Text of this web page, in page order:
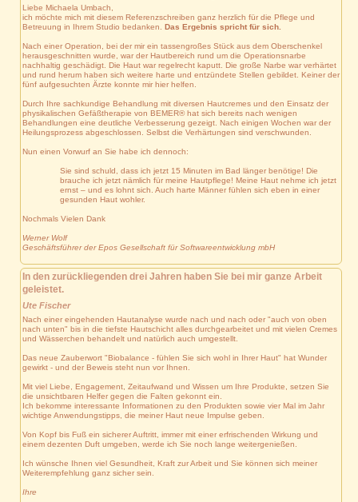
Liebe Michaela Umbach,
ich möchte mich mit diesem Referenzschreiben ganz herzlich für die Pflege und
Betreuung in Ihrem Studio bedanken. Das Ergebnis spricht für sich.
Nach einer Operation, bei der mir ein tassengroßes Stück aus dem Oberschenkel
herausgeschnitten wurde, war der Hautbereich rund um die Operationsnarbe
nachhaltig geschädigt. Die Haut war regelrecht kaputt. Die große Narbe war verhärtet
und rund herum haben sich weitere harte und entzündete Stellen gebildet. Keiner der
fünf aufgesuchten Ärzte konnte mir hier helfen.
Durch Ihre sachkundige Behandlung mit diversen Hautcremes und den Einsatz der
physikalischen Gefäßtherapie von BEMER® hat sich bereits nach wenigen
Behandlungen eine deutliche Verbesserung gezeigt. Nach einigen Wochen war der
Heilungsprozess abgeschlossen. Selbst die Verhärtungen sind verschwunden.
Nun einen Vorwurf an Sie habe ich dennoch:
Sie sind schuld, dass ich jetzt 15 Minuten im Bad länger benötige! Die
brauche ich jetzt nämlich für meine Hautpflege! Meine Haut nehme ich jetzt
ernst – und es lohnt sich. Auch harte Männer fühlen sich eben in einer
gesunden Haut wohler.
Nochmals Vielen Dank
Werner Wolf
Geschäftsführer der Epos Gesellschaft für Softwareentwicklung mbH
In den zurückliegenden drei Jahren haben Sie bei mir ganze Arbeit
geleistet.
Ute Fischer
Nach einer eingehenden Hautanalyse wurde nach und nach oder "auch von oben
nach unten" bis in die tiefste Hautschicht alles durchgearbeitet und mit vielen Cremes
und Wässerchen behandelt und natürlich auch umgestellt.
Das neue Zauberwort "Biobalance - fühlen Sie sich wohl in Ihrer Haut" hat Wunder
gewirkt - und der Beweis steht nun vor Ihnen.
Mit viel Liebe, Engagement, Zeitaufwand und Wissen um Ihre Produkte, setzen Sie
die unsichtbaren Helfer gegen die Falten gekonnt ein.
Ich bekomme interessante Informationen zu den Produkten sowie vier Mal im Jahr
wichtige Anwendungstipps, die meiner Haut neue Impulse geben.
Von Kopf bis Fuß ein sicherer Auftritt, immer mit einer erfrischenden Wirkung und
einem dezenten Duft umgeben, werde ich Sie noch lange weitergenießen.
Ich wünsche Ihnen viel Gesundheit, Kraft zur Arbeit und Sie können sich meiner
Weiterempfehlung ganz sicher sein.
Ihre